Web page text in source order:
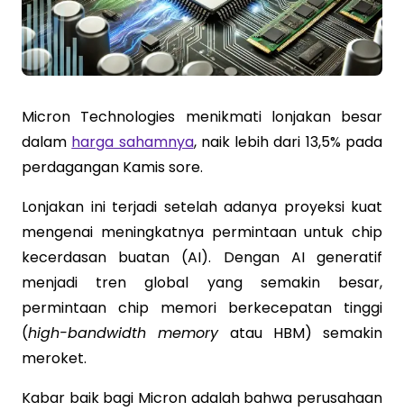
Micron Technologies menikmati lonjakan besar
dalam harga sahamnya, naik lebih dari 13,5% pada
perdagangan Kamis sore.
Lonjakan ini terjadi setelah adanya proyeksi kuat
mengenai meningkatnya permintaan untuk chip
kecerdasan buatan (AI). Dengan AI generatif
menjadi tren global yang semakin besar,
permintaan chip memori berkecepatan tinggi
(high-bandwidth memoryatau HBM) semakin
meroket.
Kabar baik bagi Micron adalah bahwa perusahaan